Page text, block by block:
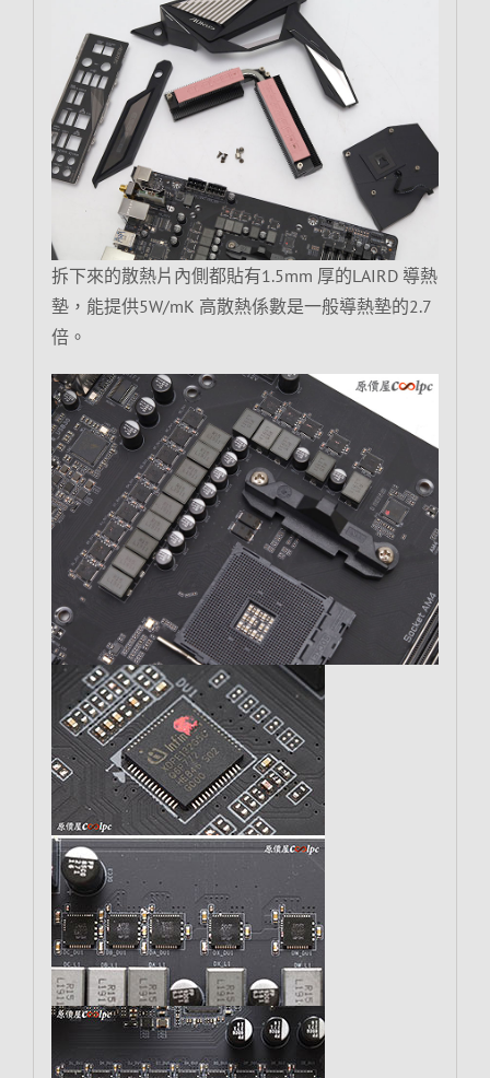
拆下來的散熱片內側都貼有1.5mm 厚的LAIRD 導熱
墊，能提供5W/mK 高散熱係數是一般導熱墊的2.7
倍。